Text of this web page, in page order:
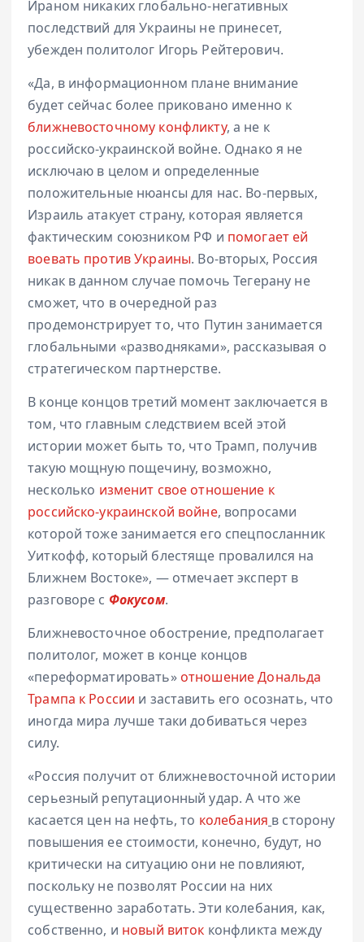
Ираном никаких глобально-негативных
последствий для Украины не принесет,
убежден политолог Игорь Рейтерович.
«Да, в информационном плане внимание
будет сейчас более приковано именно к
ближневосточному конфликту, а не к
российско-украинской войне. Однако я не
исключаю в целом и определенные
положительные нюансы для нас. Во-первых,
Израиль атакует страну, которая является
фактическим союзником РФ и помогает ей
воевать против Украины. Во-вторых, Россия
никак в данном случае помочь Тегерану не
сможет, что в очередной раз
продемонстрирует то, что Путин занимается
глобальными «разводняками», рассказывая о
стратегическом партнерстве.
В конце концов третий момент заключается в
том, что главным следствием всей этой
истории может быть то, что Трамп, получив
такую мощную пощечину, возможно,
несколько изменит свое отношение к
российско-украинской войне, вопросами
которой тоже занимается его спецпосланник
Уиткофф, который блестяще провалился на
Ближнем Востоке», — отмечает эксперт в
разговоре с Фокусом.
Ближневосточное обострение, предполагает
политолог, может в конце концов
«переформатировать» отношение Дональда
Трампа к России и заставить его осознать, что
иногда мира лучше таки добиваться через
силу.
«Россия получит от ближневосточной истории
серьезный репутационный удар. А что же
касается цен на нефть, то колебания в сторону
повышения ее стоимости, конечно, будут, но
критически на ситуацию они не повлияют,
поскольку не позволят России на них
существенно заработать. Эти колебания, как,
собственно, и новый виток конфликта между